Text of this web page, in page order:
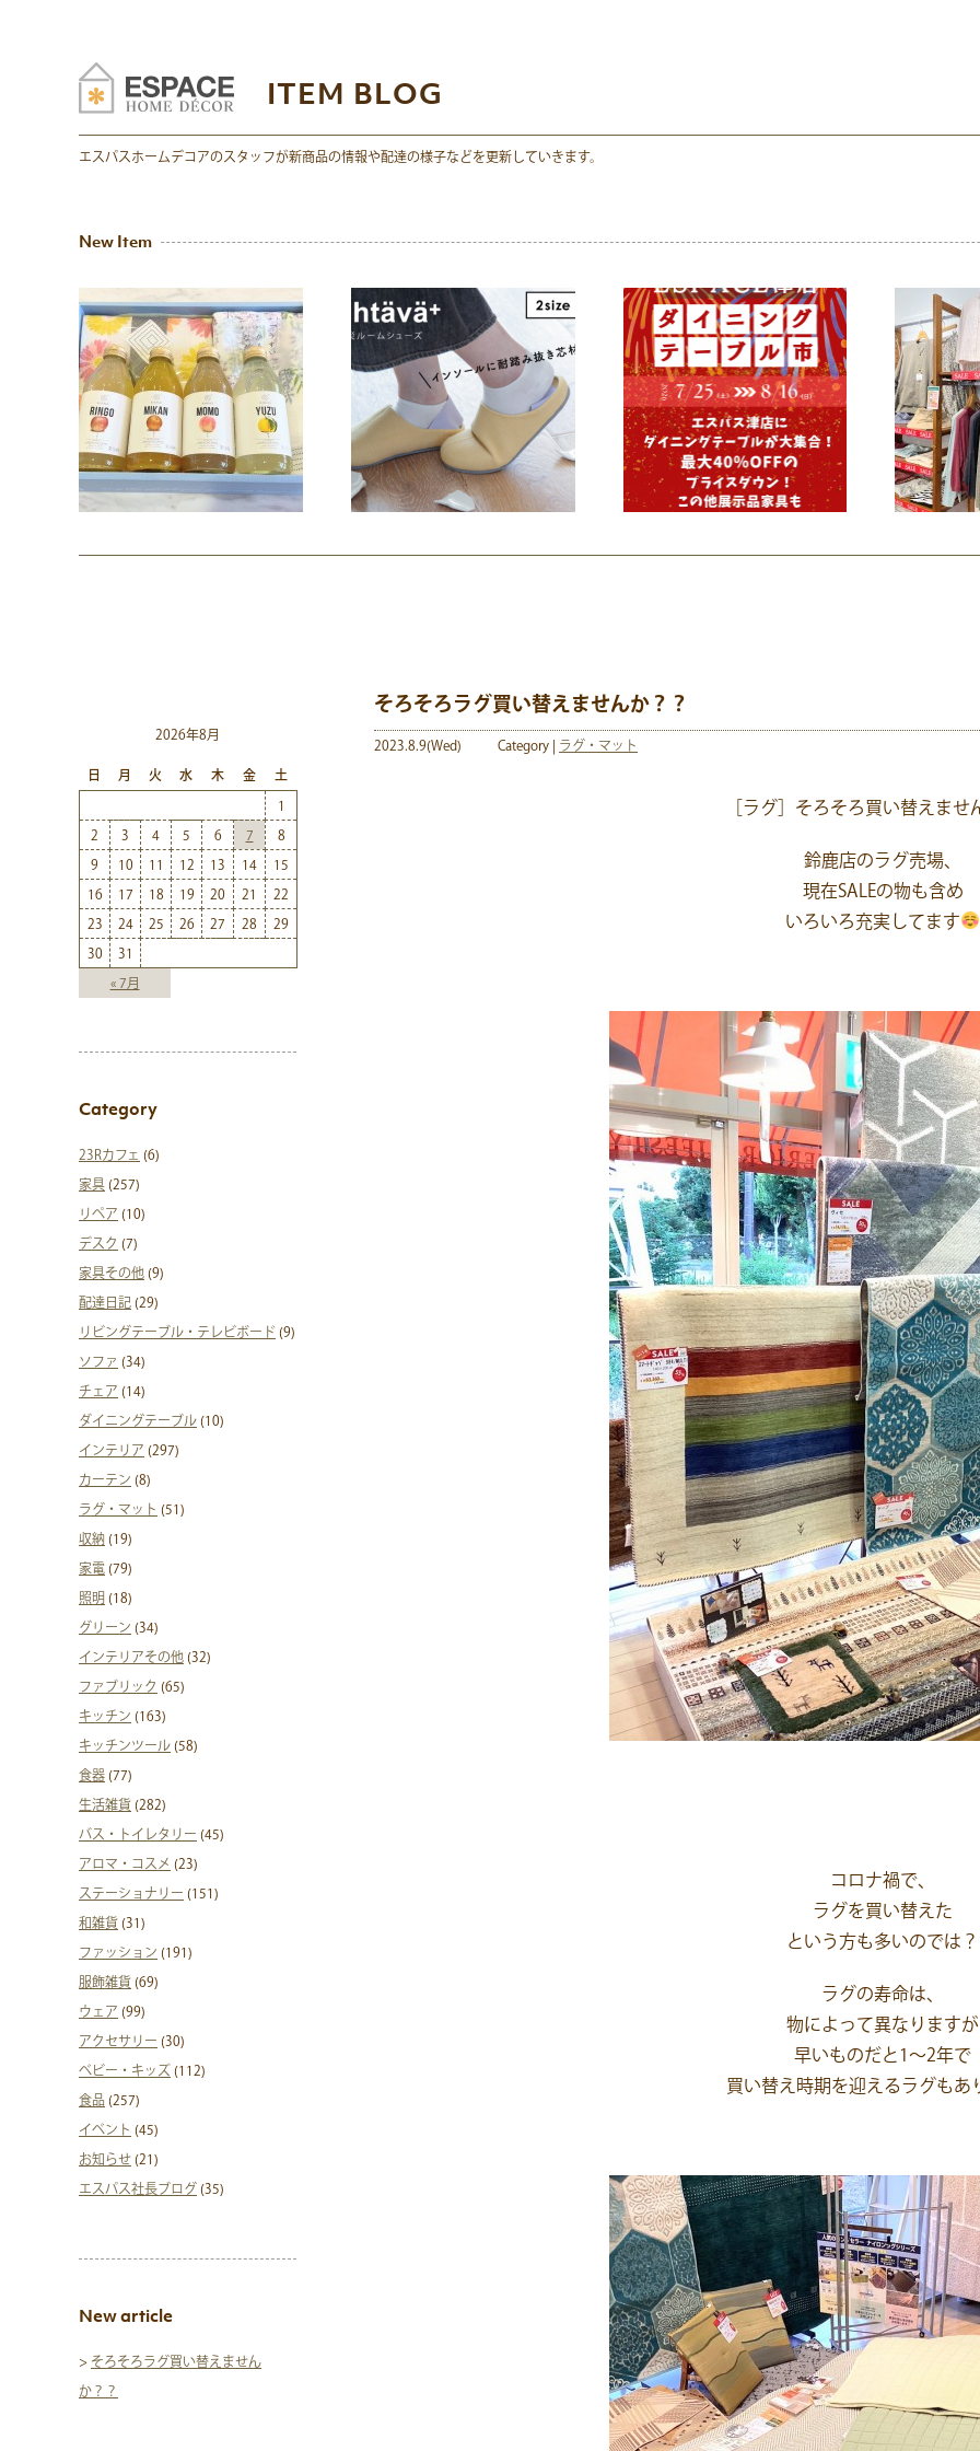
ITEM BLOG
エスパスホームデコアのスタッフが新商品の情報や配達の様子などを更新していきます。
New Item
そろそろラグ買い替えませんか？？
2023.8.9(Wed) Category | ラグ・マット
［ラグ］そろそろ買い替えませ
鈴鹿店のラグ売場、
現在SALEの物も含め
いろいろ充実してます
コロナ禍で、
ラグを買い替えた
という方も多いのでは？
ラグの寿命は、
物によって異なりますが
早いものだと1～2年で
買い替え時期を迎えるラグもあ
2026年8月
日 月 火 水 木 金 土
« 7月
1
2 3 4 5 6 7 8
9 10 11 12 13 14 15
16 17 18 19 20 21 22
23 24 25 26 27 28 29
30 31
Category
23Rカフェ (6)
家具 (257)
リペア (10)
デスク (7)
家具その他 (9)
配達日記 (29)
リビングテーブル・テレビボード (9)
ソファ (34)
チェア (14)
ダイニングテーブル (10)
インテリア (297)
カーテン (8)
ラグ・マット (51)
収納 (19)
家電 (79)
照明 (18)
グリーン (34)
インテリアその他 (32)
ファブリック (65)
キッチン (163)
キッチンツール (58)
食器 (77)
生活雑貨 (282)
バス・トイレタリー (45)
アロマ・コスメ (23)
ステーショナリー (151)
和雑貨 (31)
ファッション (191)
服飾雑貨 (69)
ウェア (99)
アクセサリー (30)
ベビー・キッズ (112)
食品 (257)
イベント (45)
お知らせ (21)
エスパス社長ブログ (35)
New article
> そろそろラグ買い替えません
か？？